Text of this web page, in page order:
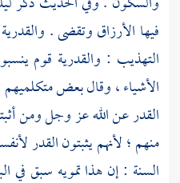
فيها الأرزاق وتقضى . والقدرية
التهذيب : والقدرية قوم
الأشياء ، وقال بعض متكلميهم
القدر عن الله عز وجل ومن
منهم ؛ لأنهم يثبتون القدر
السنة : إن هذا تمويه سبق في